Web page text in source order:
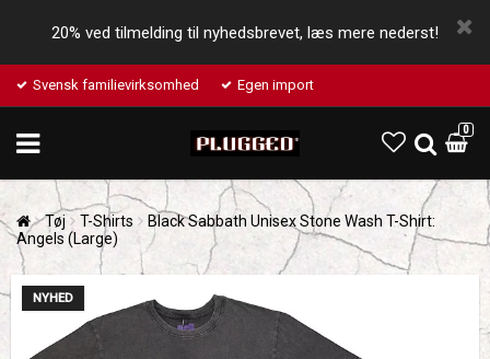
20% ved tilmelding til nyhedsbrevet, læs mere nederst!
Svensk familievirksomhed Egen import
0
Tøj T-Shirts
Black Sabbath Unisex Stone Wash T-Shirt:
Angels (Large)
NYHED